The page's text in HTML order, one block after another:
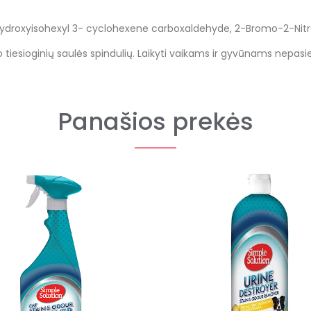
3- cyclohexene carboxaldehyde, 2-Bromo-2-
saulės spindulių. Laikyti vaikams ir gyvūnams
Panašios prekės